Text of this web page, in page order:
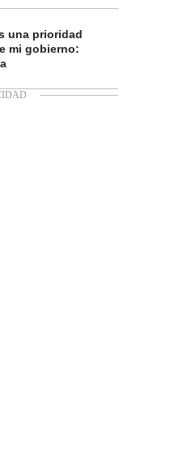
una prioridad
mi gobierno: